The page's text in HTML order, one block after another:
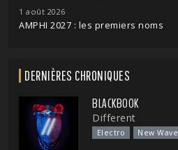
1 août 2026
AMPHI 2027 : les premiers noms
DERNIÈRES CHRONIQUES
BLACKBOOK
Different
Electro New Wave